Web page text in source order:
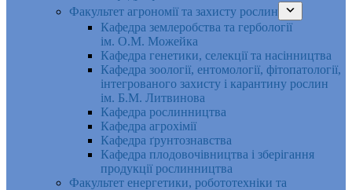
Факультет агрономії та захисту рослин
Кафедра землеробства та гербології
ім. О.М. Можейка
Кафедра генетики, селекції та насінництва
Кафедра зоології, ентомології, фітопатології,
інтегрованого захисту і карантину рослин
ім. Б.М. Литвинова
Кафедра рослинництва
Кафедра агрохімії
Кафедра ґрунтознавства
Кафедра плодовочівництва і зберігання
продукції рослинництва
Факультет енергетики, робототехніки та